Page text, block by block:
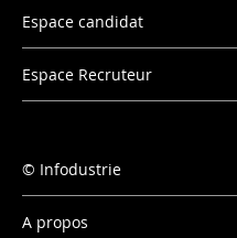
Espace candidat
Espace Recruteur
Infodustrie
A propos